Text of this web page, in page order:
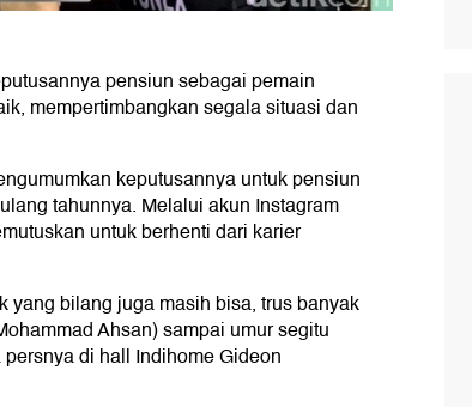
pensiun sebagai pemain
mempertimbangkan segala situasi dan
keputusannya untuk pensiun
tahunnya. Melalui akun Instagram
untuk berhenti dari karier
yang bilang juga masih bisa, trus banyak
Ahsan) sampai umur segitu
di hall Indihome Gideon